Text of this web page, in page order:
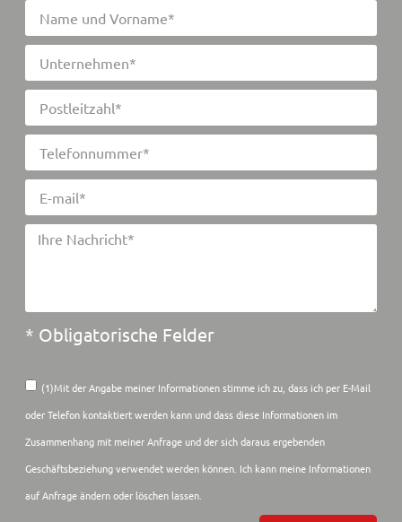
* Obligatorische Felder
(1)Mit der Angabe meiner Informationen stimme ich zu, dass ich per E-Mail
oder Telefon kontaktiert werden kann und dass diese Informationen im
Zusammenhang mit meiner Anfrage und der sich daraus ergebenden
Geschäftsbeziehung verwendet werden können. Ich kann meine Informationen
auf Anfrage ändern oder löschen lassen.